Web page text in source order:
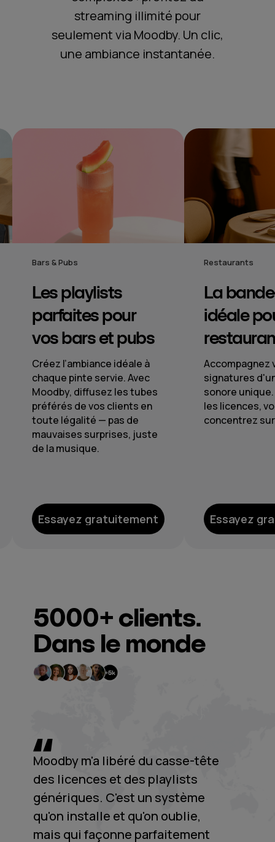
streaming illimité pour
seulement via Moodby. Un clic,
une ambiance instantanée.
Restaurants
La bande-son
idéale pour votre
restaurant
Accompagnez vos plats
signatures d'une signature
sonore unique. Nous gérons
les licences, vous vous
concentrez sur le service.
Essayez gratuitement
Hôtels
Une
musicale
chaque
Du lobby au
ambiances
impeccables.
gestion
contrôle par
Essayez
Moodby m'a libéré du casse-tête
des licences et des playlists
génériques. C'est un système
qu'on installe et qu'on oublie,
mais qui façonne parfaitement
5000+ clients.
Dans le monde